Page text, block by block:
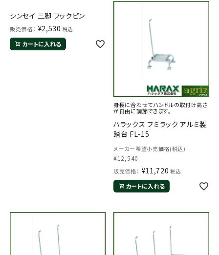
ブログ
利用ガイド FAQ
メールでのお問い合わせ
24時間受付
シンセイ 三脚 フックピン
販売価格： ¥2,530 税込
カートに入れる
身長に合わせてハンドルの取付け高さ
が自由に調節できます。
ハラックス フミラック アルミ製
踏台 FL-15
メーカー希望小売価格(税込)
¥12,540
販売価格： ¥11,720 税込
カートに入れる